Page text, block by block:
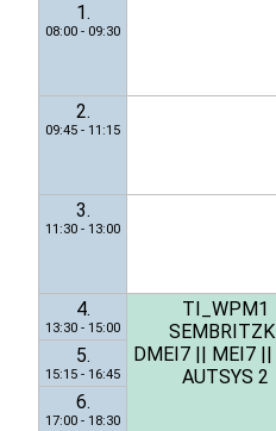
1.
08:00 - 09:30
2.
09:45 - 11:15
3.
11:30 - 13:00
4.
13:30 - 15:00
TI_WPM1
SEMBRITZKI
DMEI7
MEI7
AUTSYS 2
5.
15:15 - 16:45
6.
17:00 - 18:30